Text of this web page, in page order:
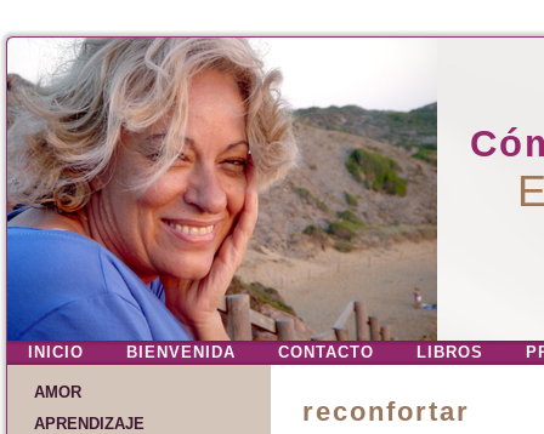
INICIO BIENVENIDA CONTACTO LIBROS
AMOR
APRENDIZAJE
reconfortar